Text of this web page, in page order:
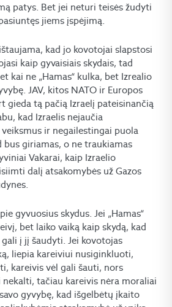
patys. Bet jei neturi teisės žudyti
jiems įspėjimą.
kad jo kovotojai slapstosi
kaip gyvaisiais skydais, tad
kai ne „Hamas“ kulka, bet Izrealio
JAV, kitos NATO ir Europos
gieda tą pačią Izraelį pateisinančią
kad Izraelis nejaučia
ir negailestingai puola
giriamas, o ne traukiamas
Vakarai, kaip Izraelio
dalį atsakomybės už Gazos
gyvuosius skydus. Jei „Hamas“
bet laiko vaiką kaip skydą, kad
į jį šaudyti. Jei kovotojas
liepia kareiviui nusiginkluoti,
kareivis vėl gali šauti, nors
nekalti, tačiau kareivis nėra moraliai
gyvybę, kad išgelbėtų įkaito